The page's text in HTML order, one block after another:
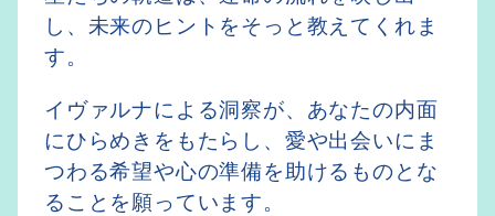
し、未来のヒントをそっと教えてくれま
す。
イヴァルナによる洞察が、あなたの内面
にひらめきをもたらし、愛や出会いにま
つわる希望や心の準備を助けるものとな
ることを願っています。